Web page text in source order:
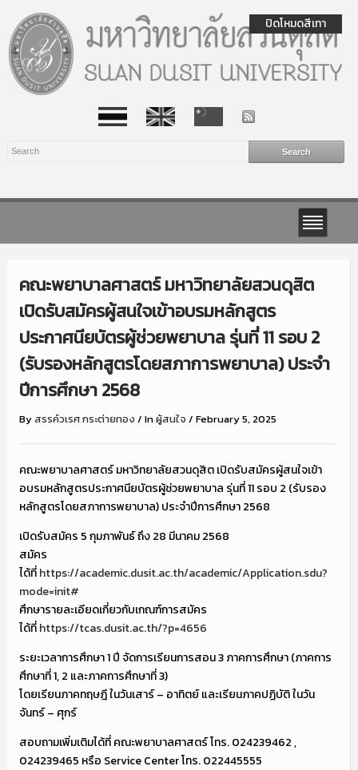
คณะพยาบาลศาสตร์ มหาวิทยาลัยสวนดุสิต
เปิดรับสมัครผู้สนใจเข้าอบรมหลักสูตร
ประกาศนียบัตรผู้ช่วยพยาบาล รุ่นที่ 11 รอบ 2
(รับรองหลักสูตรโดยสภาการพยาบาล) ประจำ
ปีการศึกษา 2568
Byสรรค์วเรศ กระต่ายทอง / Inผู้สนใจ / February 5, 2025
คณะพยาบาลศาสตร์ มหาวิทยาลัยสวนดุสิต เปิดรับสมัครผู้สนใจเข้า
อบรมหลักสูตรประกาศนียบัตรผู้ช่วยพยาบาล รุ่นที่ 11 รอบ 2 (รับรอง
หลักสูตรโดยสภาการพยาบาล) ประจำปีการศึกษา 2568
เปิดรับสมัคร 5 กุมภาพันธ์ ถึง 28 มีนาคม 2568
สมัคร
ได้ที่https://academic.dusit.ac.th/academic/Application.sdu?
mode=init#
ศึกษารายละเอียดเกี่ยวกับเกณฑ์การสมัคร
ได้ที่https://tcas.dusit.ac.th/?p=4656
ระยะเวลาการศึกษา 1 ปี จัดการเรียนการสอน 3 ภาคการศึกษา (ภาคการ
ศึกษาที่ 1, 2 และภาคการศึกษาที่ 3)
โดยเรียนภาคทฤษฎี ในวันเสาร์ – อาทิตย์ และเรียนภาคปฏิบัติ ในวัน
จันทร์ – ศุกร์
สอบถามเพิ่มเติมได้ที่ คณะพยาบาลศาสตร์ โทร. 024239462 ,
024239465 หรือ Service Center โทร. 022445555
ปิดโหมดสีเทา